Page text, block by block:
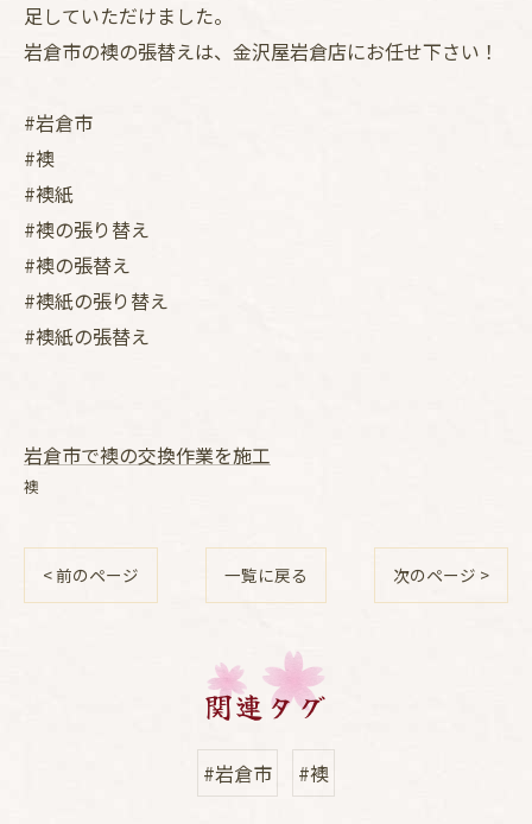
足していただけました。
岩倉市の襖の張替えは、金沢屋岩倉店にお任せ下さい！
#岩倉市
#襖
#襖紙
#襖の張り替え
#襖の張替え
#襖紙の張り替え
#襖紙の張替え
岩倉市で襖の交換作業を施工
襖
< 前のページ 一覧に戻る 次のページ >
関連タグ
#岩倉市 #襖